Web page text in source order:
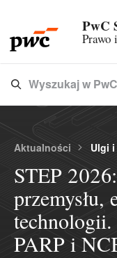
PwC
Prawo
Type 3 or more
Wyszukaj w
Aktualności Ulgi
STEP
technologii.
PARP i